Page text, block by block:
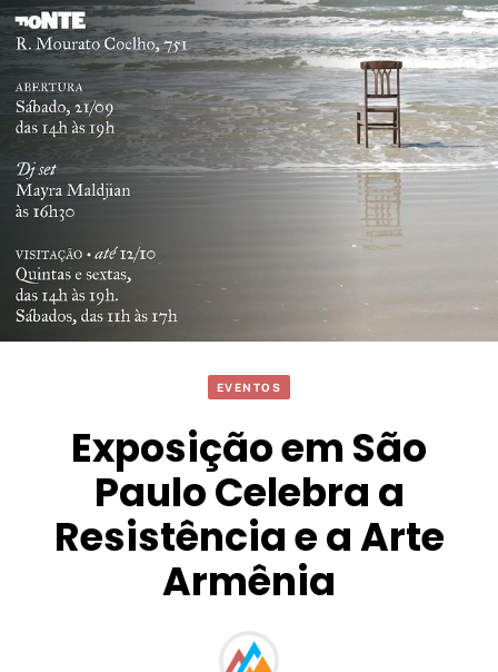
EVENTOS
Exposição em São
Paulo Celebra a
Resistência e a Arte
Armênia